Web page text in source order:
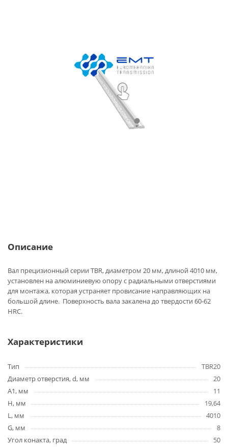
Описание
Вал прецизионный серии ТBR, диаметром 20 мм, длиной 4010 мм,
установлен на алюминиевую опору с радиальными отверстиями
для монтажа, которая устраняет провисание направляющих на
большой длине. Поверхность вала закалена до твердости 60-62
HRC.
Характеристики
Тип
TBR20
Диаметр отверстия, d, мм
20
A1, мм
11
H, мм
19,64
L, мм
4010
G, мм
8
Угол конакта, град
50